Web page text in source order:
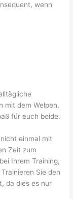
wenn
mit dem Welpen.
für euch beide.
einmal mit
Zeit zum
Ihrem Training,
Sie den
da dies es nur